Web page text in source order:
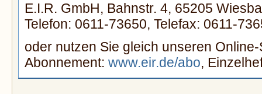
E.I.R. GmbH, Bahnstr. 4, 65205
Telefon: 0611-73650, Telefax: 0611-
oder nutzen Sie gleich unseren
Abonnement: www.eir.de/abo,